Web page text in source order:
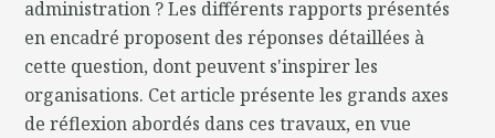
administration ? Les différents rapports présentés
en encadré proposent des réponses détaillées à
cette question, dont peuvent s'inspirer les
organisations. Cet article présente les grands axes
de réflexion abordés dans ces travaux, en vue